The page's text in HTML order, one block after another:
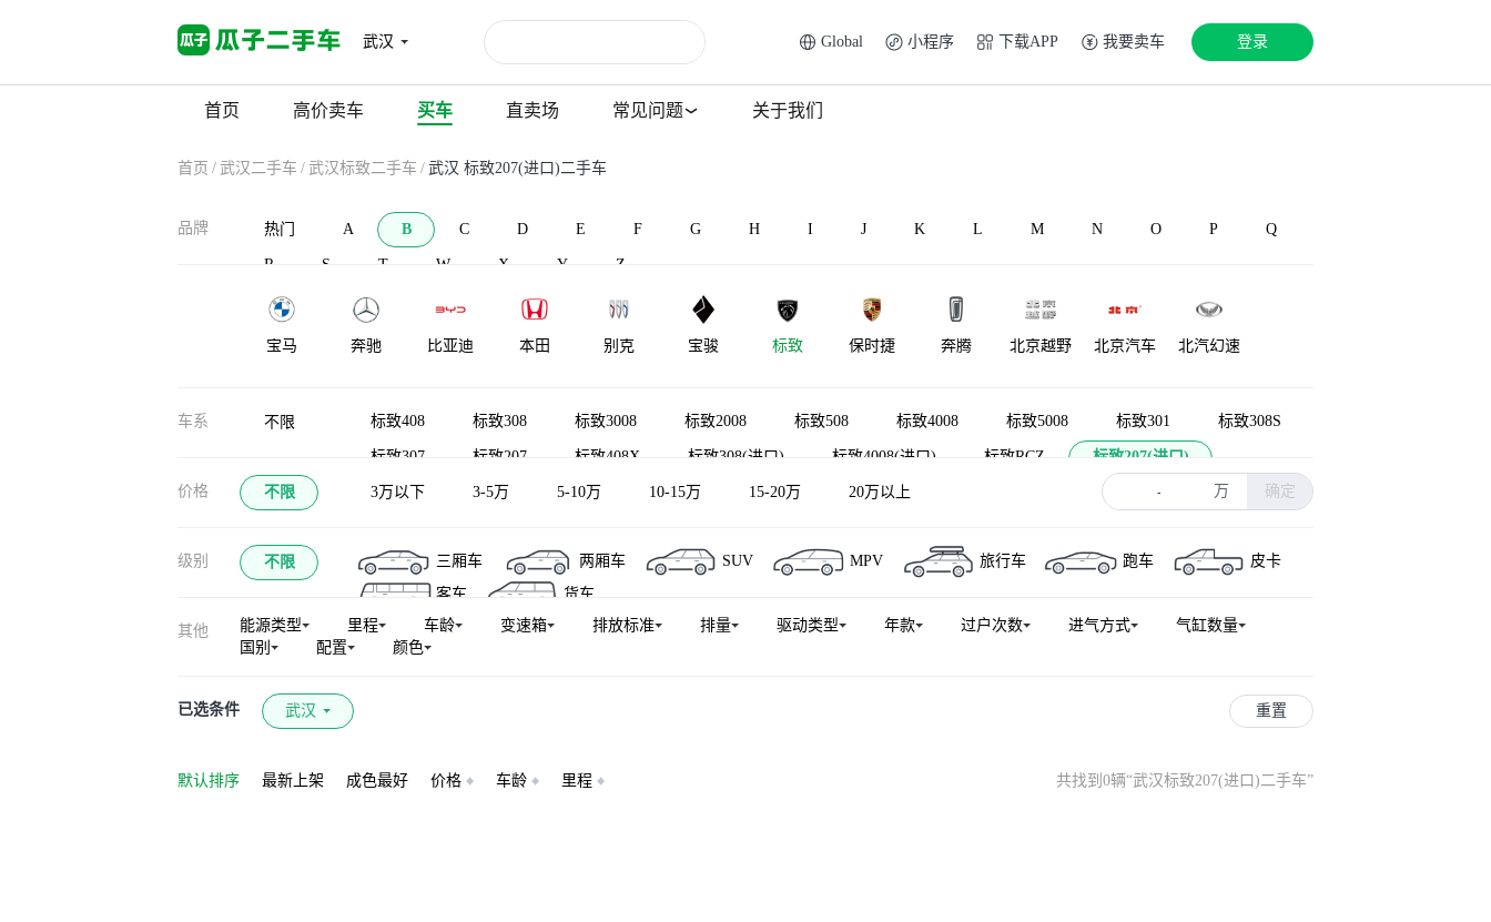
武汉 Global 小程序 下载APP 我要卖车 登录
首页 高价卖车 买车 直卖场 常见问题 关于我们
首页 / 武汉二手车 / 武汉标致二手车 / 武汉 标致207(进口)二手车
品牌 热门 A B C D E F G H I J K L M N O P Q
R S T W X Y Z
宝马 奔驰 比亚迪 本田 别克 宝骏 标致 保时捷 奔腾 北京越野 北京汽车 北汽幻速
宝沃 北汽新能源 BAW北汽制
造
北汽威旺 北汽昌河 比速汽车 北汽瑞翔 百智新能源 宾利 铂驰 博速 北汽雷驰
布加迪
车系 不限 标致408 标致308 标致3008 标致2008 标致508 标致4008 标致5008 标致301 标致308S
标致307 标致207 标致408X 标致308(进口) 标致4008(进口) 标致RCZ 标致207(进口)
标致3008(进口) 标致307(进口) 标致e2008 标致508L新能源 标致407 标致607
价格 不限 3万以下 3-5万 5-10万 10-15万 15-20万 20万以上 - 万 确定
级别 不限 三厢车 两厢车 SUV MPV 旅行车 跑车
皮卡
客车
货车
其他 能源类型 里程 车龄 变速箱 排放标准 排量 驱动类型 年款 过户次数 进气方式
气缸数量
国别
配置 颜色
已选条件 武汉 重置
默认排序 最新上架 成色最好 价格 车龄 里程 共找到0辆“武汉标致207(进口)二手车”